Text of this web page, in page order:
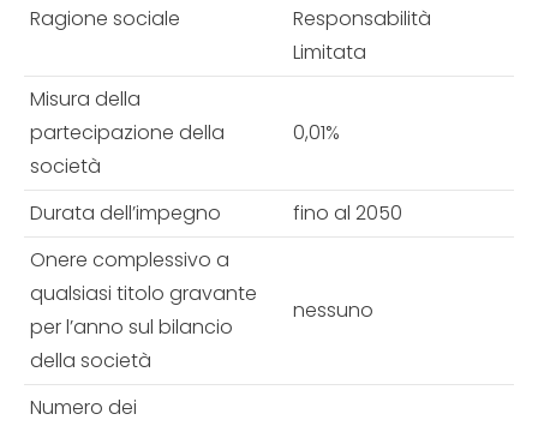
Ragione sociale
Responsabilità
Limitata
Misura della
partecipazione della
società
0,01%
Durata dell’impegno
fino al 2050
Onere complessivo a
qualsiasi titolo gravante
per l’anno sul bilancio
della società
nessuno
Numero dei